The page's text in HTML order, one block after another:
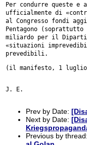
Per condurre queste
ufficialmente di
al Congresso fondi
Pentagono
miliardo per il
«situazioni
prevedibili.
(il manifesto, 1 luglio
J. E.
Prev by Date:
Next by Date:
Previous by thread: